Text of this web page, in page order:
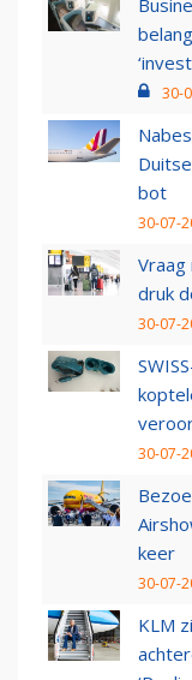
30-
bot
30-07-
druk
30-07-
30-07-
keer
30-07-
KLM